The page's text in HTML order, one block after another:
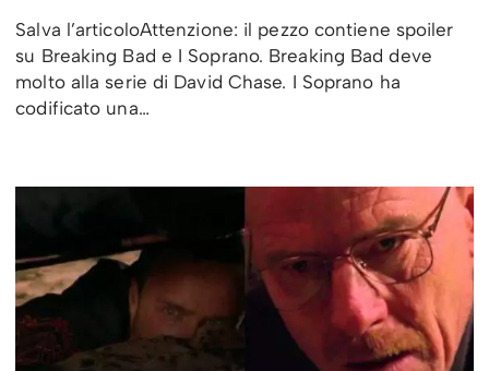
Salva l’articoloAttenzione: il pezzo contiene spoiler
su Breaking Bad e I Soprano. Breaking Bad deve
molto alla serie di David Chase. I Soprano ha
codificato una…